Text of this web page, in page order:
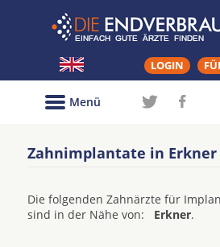
LOGIN
Menü
Zahnimplantate in Erkner
Die folgenden Zahnärzte für
sind in der Nähe von: Erkner.